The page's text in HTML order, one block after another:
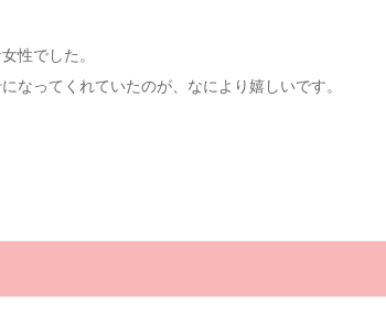
性でした。
なってくれていたのが、なにより嬉しいです。